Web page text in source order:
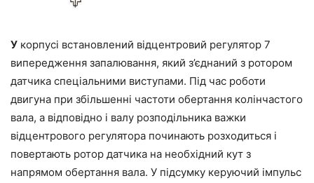
У корпусі встановлений відцентровий регулятор 7
випередження запалювання, який з’єднаний з ротором
датчика спеціальними виступами. Під час роботи
двигуна при збільшенні частоти обертання колінчастого
вала, а відповідно і валу розподільника важки
відцентрового регулятора починають розходиться і
повертають ротор датчика на необхідний кут з
напрямом обертання вала. У підсумку керуючий імпульс